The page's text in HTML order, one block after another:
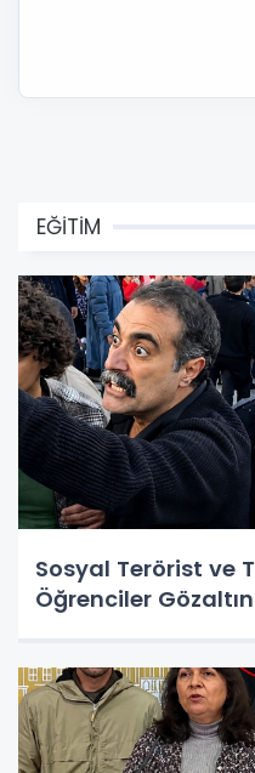
EĞİTİM
Sosyal Terörist ve
Öğrenciler